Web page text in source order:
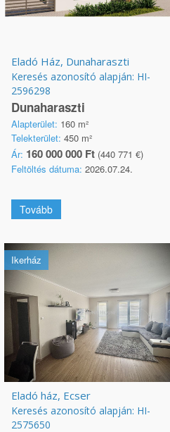
Eladó Ház, Dunaharaszti
Keresés azonosító alapján: HI-
2596298
Dunaharaszti
Alapterület: 160 m²
Telekterület: 450 m²
Ár: 160 000 000 Ft(440 771 €)
Feltöltés dátuma: 2026.07.24.
Tovább
Ikerház
Eladó ház, Ecser
Keresés azonosító alapján: HI-
2575650